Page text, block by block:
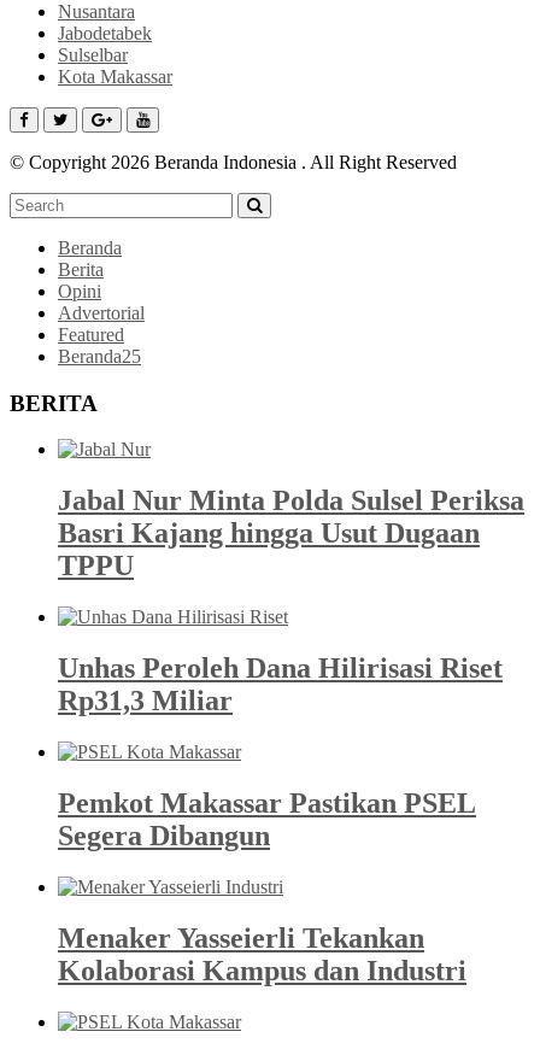
Nusantara
Jabodetabek
Sulselbar
Kota Makassar
© Copyright 2026 Beranda Indonesia . All Right Reserved
Beranda
Berita
Opini
Advertorial
Featured
Beranda25
BERITA
Jabal Nur Minta Polda Sulsel Periksa
Basri Kajang hingga Usut Dugaan
TPPU
Unhas Peroleh Dana Hilirisasi Riset
Rp31,3 Miliar
Pemkot Makassar Pastikan PSEL
Segera Dibangun
Menaker Yasseierli Tekankan
Kolaborasi Kampus dan Industri